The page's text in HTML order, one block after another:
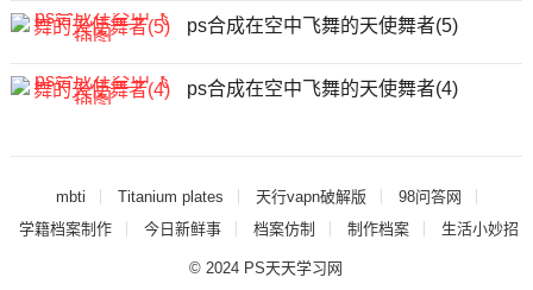
ps合成在空中飞舞的天使舞者(5)
ps合成在空中飞舞的天使舞者(4)
mbti Titanium plates 天行vapn破解版
98问答网
学籍档案制作
今日新鲜事 档案仿制 制作档案 生活小妙招
© 2024 PS天天学习网